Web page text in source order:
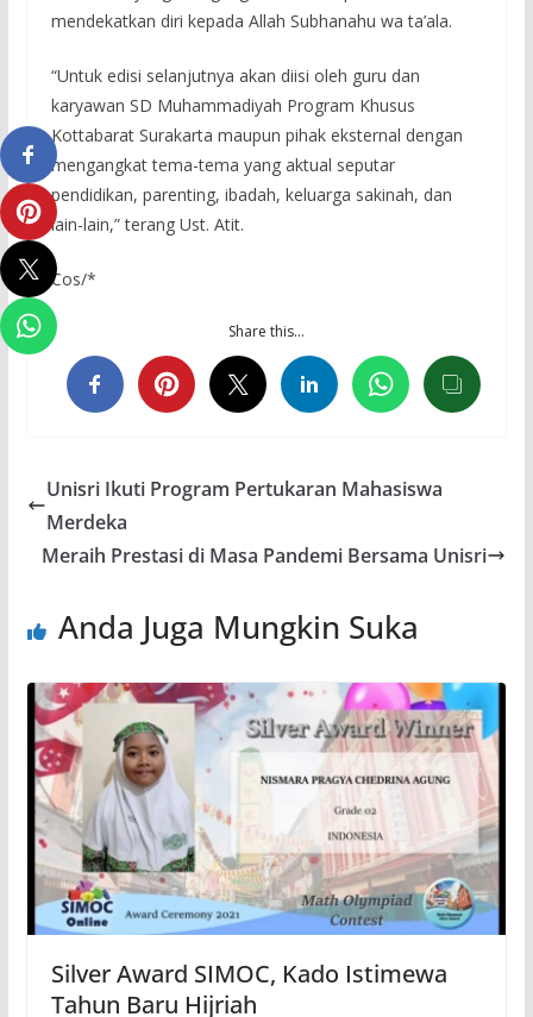
mendekatkan diri kepada Allah Subhanahu wa ta’ala.
“Untuk edisi selanjutnya akan diisi oleh guru dan
karyawan SD Muhammadiyah Program Khusus
Kottabarat Surakarta maupun pihak eksternal dengan
mengangkat tema-tema yang aktual seputar
pendidikan, parenting, ibadah, keluarga sakinah, dan
lain-lain,” terang Ust. Atit.
Cos/*
Share this…
Unisri Ikuti Program Pertukaran Mahasiswa
Merdeka
Meraih Prestasi di Masa Pandemi Bersama Unisri
Anda Juga Mungkin Suka
Silver Award SIMOC, Kado Istimewa
Tahun Baru Hijriah